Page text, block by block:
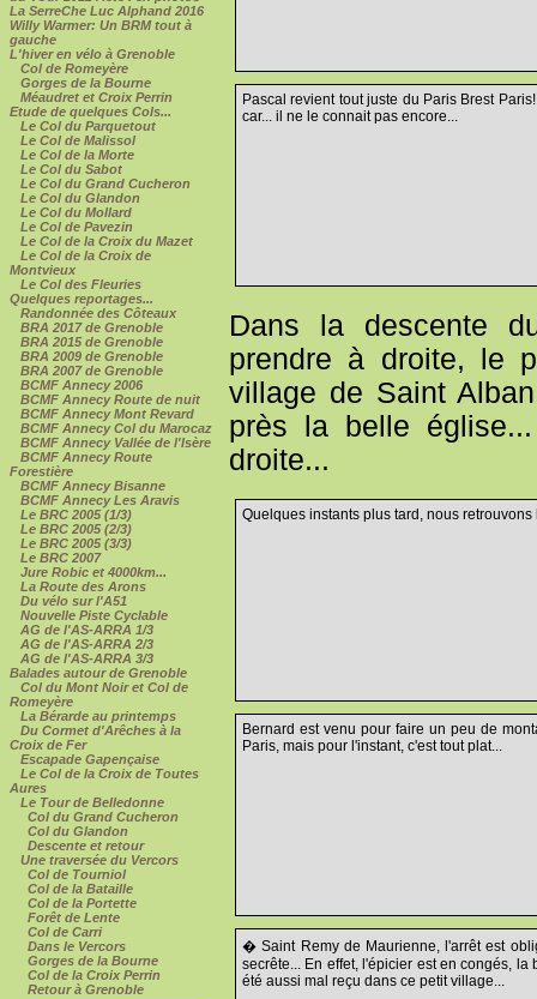
La SerreChe Luc Alphand 2016
Willy Warmer: Un BRM tout à
gauche
L'hiver en vélo à Grenoble
Col de Romeyère
Gorges de la Bourne
Méaudret et Croix Perrin
Etude de quelques Cols...
Le Col du Parquetout
Le Col de Malissol
Le Col de la Morte
Le Col du Sabot
Le Col du Grand Cucheron
Le Col du Glandon
Le Col du Mollard
Le Col de Pavezin
Le Col de la Croix du Mazet
Le Col de la Croix de
Montvieux
Le Col des Fleuries
Quelques reportages...
Randonnée des Côteaux
BRA 2017 de Grenoble
BRA 2015 de Grenoble
BRA 2009 de Grenoble
BRA 2007 de Grenoble
BCMF Annecy 2006
BCMF Annecy Route de nuit
BCMF Annecy Mont Revard
BCMF Annecy Col du Marocaz
BCMF Annecy Vallée de l'Isère
BCMF Annecy Route
Forestière
BCMF Annecy Bisanne
BCMF Annecy Les Aravis
Le BRC 2005 (1/3)
Le BRC 2005 (2/3)
Le BRC 2005 (3/3)
Le BRC 2007
Jure Robic et 4000km...
La Route des Arons
Du vélo sur l'A51
Nouvelle Piste Cyclable
AG de l'AS-ARRA 1/3
AG de l'AS-ARRA 2/3
AG de l'AS-ARRA 3/3
Balades autour de Grenoble
Col du Mont Noir et Col de
Romeyère
La Bérarde au printemps
Du Cormet d'Arêches à la
Croix de Fer
Escapade Gapençaise
Le Col de la Croix de Toutes
Aures
Le Tour de Belledonne
Col du Grand Cucheron
Col du Glandon
Descente et retour
Une traversée du Vercors
Col de Tourniol
Col de la Bataille
Col de la Portette
Forêt de Lente
Col de Carri
Dans le Vercors
Gorges de la Bourne
Col de la Croix Perrin
Retour à Grenoble
Pascal revient tout juste du Paris Brest
car... il ne le connait pas encore...
Dans la descente
prendre à droite, le
village de Saint
près la belle
droite...
Quelques instants plus tard, nous
Bernard est venu pour faire un peu de
Paris, mais pour l'instant, c'est tout plat...
� Saint Remy de Maurienne, l'arrêt est
secrête... En effet, l'épicier est en congés,
été aussi mal reçu dans ce petit village...